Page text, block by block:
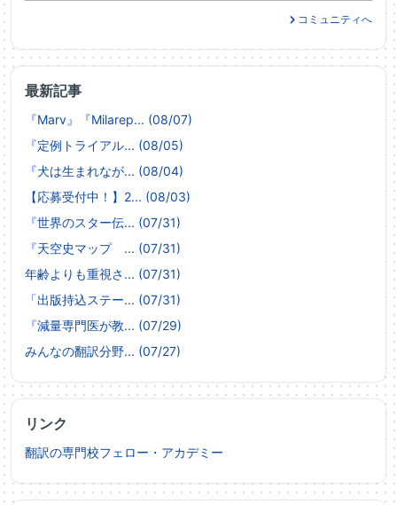
最新記事
『Marv』『Milarep... (08/07)
『定例トライアル... (08/05)
『犬は生まれなが... (08/04)
【応募受付中！】2... (08/03)
『世界のスター伝... (07/31)
『天空史マップ ... (07/31)
年齢よりも重視さ... (07/31)
「出版持込ステー... (07/31)
『減量専門医が教... (07/29)
みんなの翻訳分野... (07/27)
リンク
翻訳の専門校フェロー・アカデミー
コミュニティへ